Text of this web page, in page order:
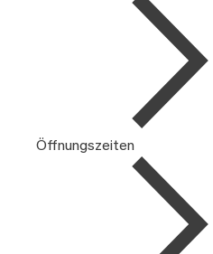
Öffnungszeiten